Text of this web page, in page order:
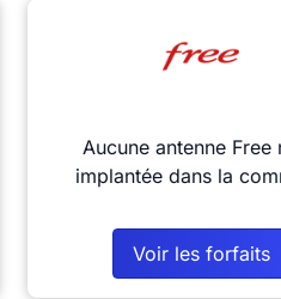
Aucune antenne Free
implantée dans la
Voir les forfaits